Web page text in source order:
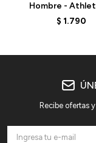
Hombre -
MT41533ABC -
$ 1.790
Recibe ofertas